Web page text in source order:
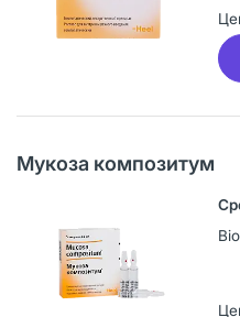
Мукоза композитум